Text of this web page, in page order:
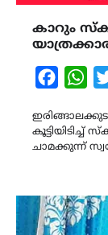
കാറും
കൂട്ടിയിടിച്ച്
ചാമക്കുന്ന്